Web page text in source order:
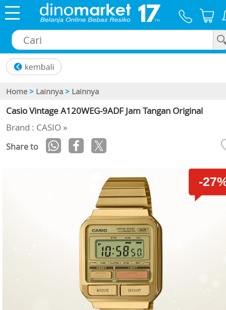
Home > Lainnya > Lainnya
Casio Vintage A120WEG-9ADF Jam Tangan Original
Brand : CASIO »
Share to
-